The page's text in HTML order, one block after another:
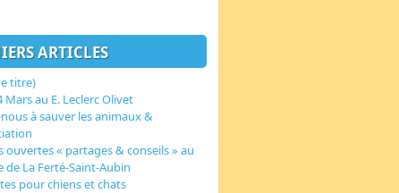
ARTICLES
titre)
Mars au E. Leclerc Olivet
à sauver les animaux &
ouvertes « partages & conseils » au
de La Ferté-Saint-Aubin
pour chiens et chats